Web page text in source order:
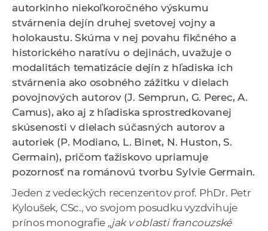
c
o
v
n
í
k
o
c
S
V
autorkinho niekoľkoročného výskumu
stvárnenia dejín druhej svetovej vojny a
holokaustu. Skúma v nej povahu fikčného a
historického naratívu o dejinách, uvažuje o
modalitách tematizácie dejín z hľadiska ich
stvárnenia ako osobného zážitku v dielach
povojnových autorov (J. Semprun, G. Perec, A.
Camus), ako aj z hľadiska sprostredkovanej
skúsenosti v dielach súčasných autorov a
autoriek (P. Modiano, L. Binet, N. Huston, S.
Germain), pričom ťažiskovo upriamuje
pozornosť na románovú tvorbu Sylvie Germain.
Jeden z vedeckých recenzentov prof. PhDr. Petr
Kyloušek, CSc., vo svojom posudku vyzdvihuje
prínos monografie „jak v oblasti francouzské